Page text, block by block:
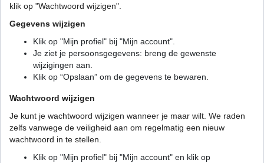
klik op "Wachtwoord wijzigen".
Gegevens wijzigen
Klik op "Mijn profiel" bij "Mijn account".
Je ziet je persoonsgegevens: breng de gewenste
wijzigingen aan.
Klik op “Opslaan” om de gegevens te bewaren.
Wachtwoord wijzigen
Je kunt je wachtwoord wijzigen wanneer je maar wilt. We raden
zelfs vanwege de veiligheid aan om regelmatig een nieuw
wachtwoord in te stellen.
Klik op "Mijn profiel" bij "Mijn account" en klik op